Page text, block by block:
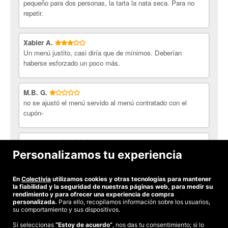
pequeño para dos personas, la tarta la nata seca. Para no
repetir.
Xabier A.
Un menú justito, casi diría que de mínimos. Deberían
haberse esforzado un poco más.
M.B. G.
no se ajustó el menú servido al menú contratado con el
cupón-
Yolanda C.
excelente trato, muy buena comida y en cantidad, Nos
Ver todas las opiniones
Personalizamos tu experiencia
En Colectivia utilizamos cookies y otras tecnologías para mantener
la fiabilidad y la seguridad de nuestras páginas web, para medir su
rendimiento y para ofrecer una experiencia de compra
personalizada. Para ello, recopilamos información sobre los usuarios,
su comportamiento y sus dispositivos.
Si seleccionas “Estoy de acuerdo”, nos das tu consentimiento; si lo